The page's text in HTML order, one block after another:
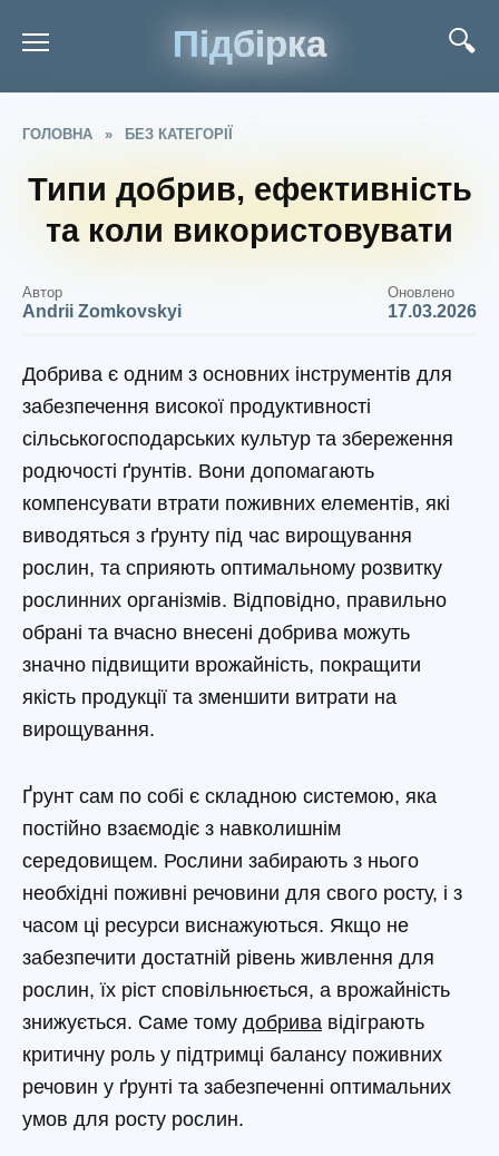
Підбірка
ГОЛОВНА » БЕЗ КАТЕГОРІЇ
Типи добрив, ефективність
та коли використовувати
Автор
Andrii Zomkovskyi
Оновлено
17.03.2026
Добрива є одним з основних інструментів для
забезпечення високої продуктивності
сільськогосподарських культур та збереження
родючості ґрунтів. Вони допомагають
компенсувати втрати поживних елементів, які
виводяться з ґрунту під час вирощування
рослин, та сприяють оптимальному розвитку
рослинних організмів. Відповідно, правильно
обрані та вчасно внесені добрива можуть
значно підвищити врожайність, покращити
якість продукції та зменшити витрати на
вирощування.
Ґрунт сам по собі є складною системою, яка
постійно взаємодіє з навколишнім
середовищем. Рослини забирають з нього
необхідні поживні речовини для свого росту, і з
часом ці ресурси виснажуються. Якщо не
забезпечити достатній рівень живлення для
рослин, їх ріст сповільнюється, а врожайність
знижується. Саме тому добрива відіграють
критичну роль у підтримці балансу поживних
речовин у ґрунті та забезпеченні оптимальних
умов для росту рослин.